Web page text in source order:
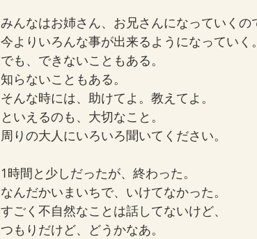
みんなはお姉さん、お兄さんになっていくの
今よりいろんな事が出来るようになっていく。
でも、できないこともある。
知らないこともある。
そんな時には、助けてよ。教えてよ。
といえるのも、大切なこと。
周りの大人にいろいろ聞いてください。
1時間と少しだったが、終わった。
なんだかいまいちで、いけてなかった。
すごく不自然なことは話してないけど、
つもりだけど、どうかなあ。